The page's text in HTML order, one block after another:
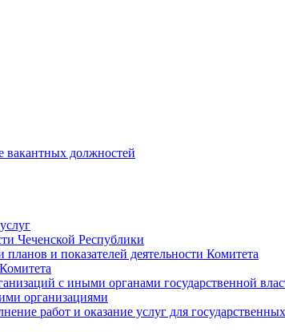
вакантных должностей
Чеченской Республики
и показателей деятельности Комитета
с иными органами государственной
организациями
работ и оказание услуг для